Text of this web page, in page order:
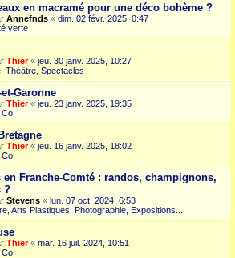
en macramé pour une déco bohème ?
Annefnds « dim. 02 févr. 2025, 0:47
verte
Thier« jeu. 30 janv. 2025, 10:27
Théâtre, Spectacles
Garonne
Thier« jeu. 23 janv. 2025, 19:35
Co
Thier« jeu. 16 janv. 2025, 18:02
Co
Franche-Comté : randos, champignons,
?
Stevens « lun. 07 oct. 2024, 6:53
Arts Plastiques, Photographie, Expositions...
Thier« mar. 16 juil. 2024, 10:51
Co